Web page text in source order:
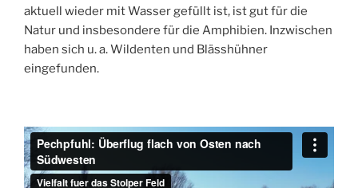
aktuell wieder mit Wasser gefüllt ist, ist gut für die
Natur und insbesondere für die Amphibien. Inzwischen
haben sich u. a. Wildenten und Blässhühner
eingefunden.